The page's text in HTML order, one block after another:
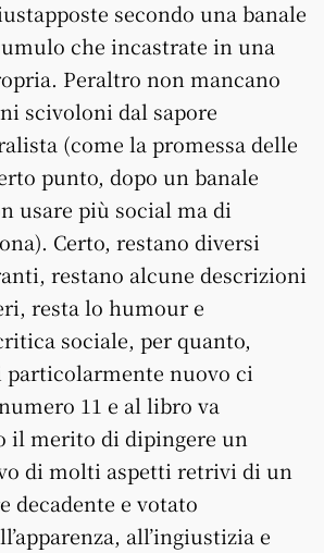
secondo una banale
che incastrate in una
Peraltro non mancano
scivoloni dal sapore
(come la promessa delle
punto, dopo un banale
usare più social ma di
Certo, restano diversi
restano alcune descrizioni
resta lo humour e
sociale, per quanto,
nuovo ci
11 e al libro va
il merito di dipingere un
di molti aspetti retrivi di un
decadente e votato
all’ingiustizia e